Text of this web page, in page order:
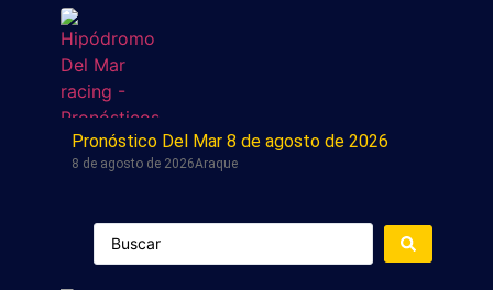
Pronóstico Del Mar 8 de agosto de 2026
8 de agosto de 2026Araque